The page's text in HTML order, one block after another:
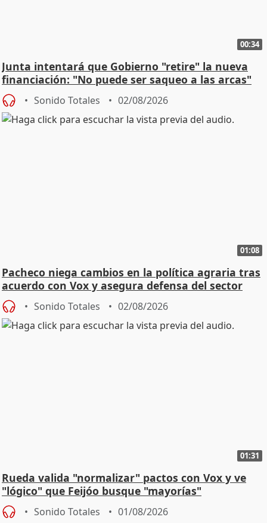
00:34
Junta intentará que Gobierno "retire" la nueva
financiación: "No puede ser saqueo a las arcas"
Sonido Totales 02/08/2026
01:08
Pacheco niega cambios en la política agraria tras
acuerdo con Vox y asegura defensa del sector
Sonido Totales 02/08/2026
01:31
Rueda valida "normalizar" pactos con Vox y ve
"lógico" que Feijóo busque "mayorías"
Sonido Totales 01/08/2026